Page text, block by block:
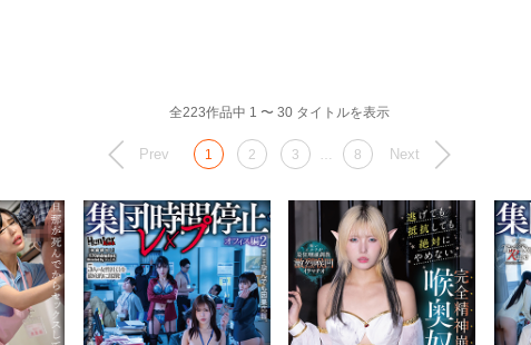
全223作品中 1 〜 30 タイトルを表示
Prev 1 2 3 8 Next